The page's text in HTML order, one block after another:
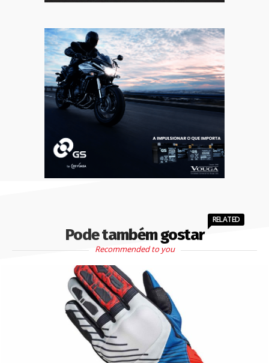
Pode também gostar
RELATED
Recommended to you